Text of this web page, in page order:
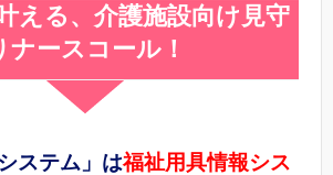
える、介護施設向け見守
ナースコール！
ステム」は福祉用具情報シス